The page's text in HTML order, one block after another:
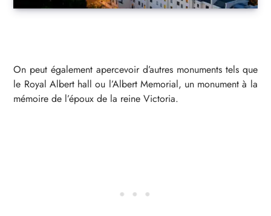
On peut également apercevoir d’autres monuments tels que
le Royal Albert hall ou l’Albert Memorial, un monument à la
mémoire de l’époux de la reine Victoria.